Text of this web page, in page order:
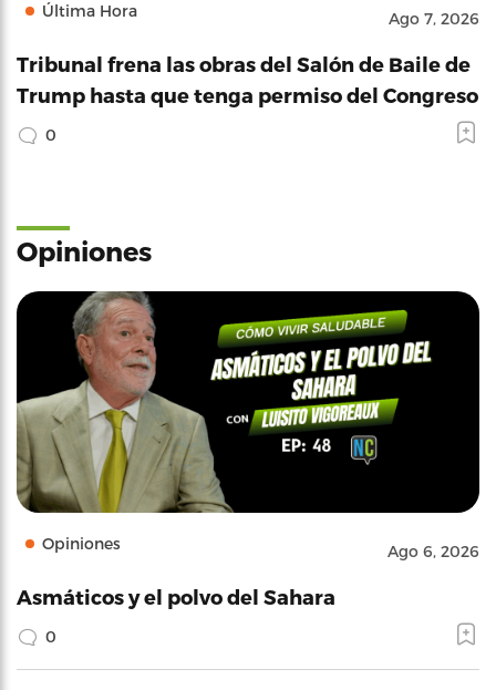
Última Hora Ago 7, 2026
Tribunal frena las obras del Salón de Baile de
Trump hasta que tenga permiso del Congreso
0
Opiniones
Opiniones Ago 6, 2026
Asmáticos y el polvo del Sahara
0